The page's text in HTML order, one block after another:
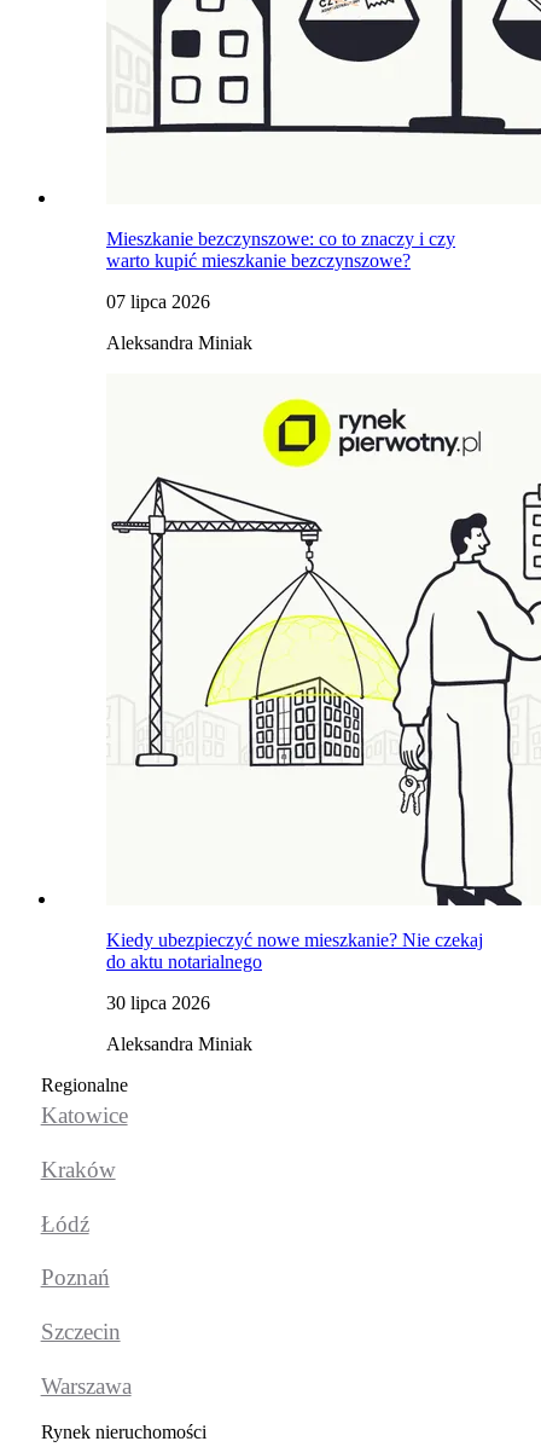
Mieszkanie bezczynszowe: co to znaczy i czy
warto kupić mieszkanie bezczynszowe?
07 lipca 2026
Aleksandra Miniak
Kiedy ubezpieczyć nowe mieszkanie? Nie czekaj
do aktu notarialnego
30 lipca 2026
Aleksandra Miniak
Regionalne
Katowice
Kraków
Łódź
Poznań
Szczecin
Warszawa
Rynek nieruchomości